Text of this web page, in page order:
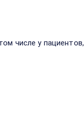
числе у пациентов,